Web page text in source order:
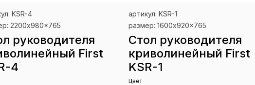
KSR-4
2200x980x765
руководителя
First
4
артикул: KSR-1
размер: 1600x920x765
Стол руководителя
криволинейный First
KSR-1
Цвет